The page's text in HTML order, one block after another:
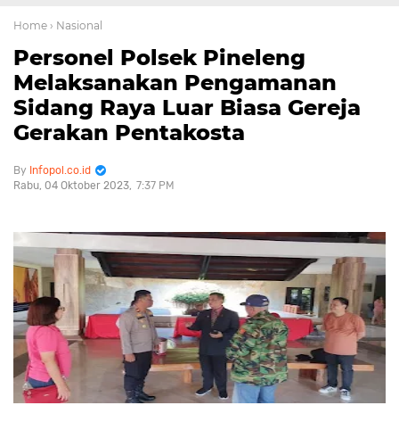
Home › Nasional
Personel Polsek Pineleng
Melaksanakan Pengamanan
Sidang Raya Luar Biasa Gereja
Gerakan Pentakosta
Infopol.co.id
Rabu, 04 Oktober 2023 7:37 PM